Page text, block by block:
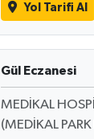
Yol Tarifi Al
Gül Eczanesi
MEDİKAL
(MEDİKAL